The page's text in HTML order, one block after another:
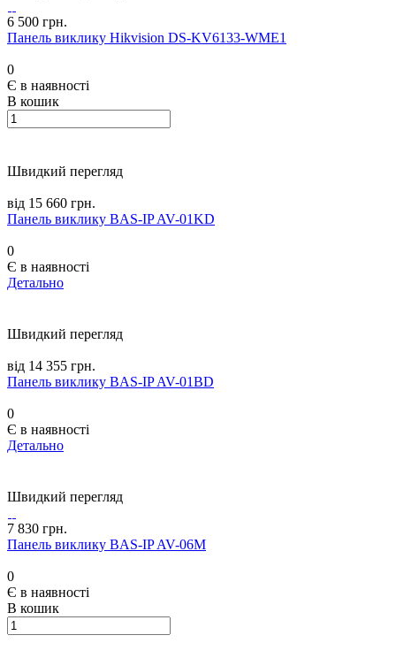
6 500 грн.
Панель виклику Hikvision DS-KV6133-WME1
0
Є в наявності
В кошик
Швидкий перегляд
від 15 660 грн.
Панель виклику BAS-IP AV-01KD
0
Є в наявності
Детально
Швидкий перегляд
від 14 355 грн.
Панель виклику BAS-IP AV-01BD
0
Є в наявності
Детально
Швидкий перегляд
7 830 грн.
Панель виклику BAS-IP AV-06M
0
Є в наявності
В кошик